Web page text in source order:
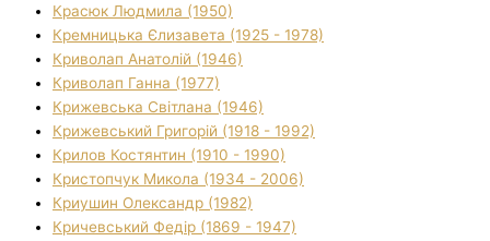
Красюк Людмила (1950)
Кремницька Єлизавета (1925 - 1978)
Криволап Анатолій (1946)
Криволап Ганна (1977)
Крижевська Світлана (1946)
Крижевський Григорій (1918 - 1992)
Крилов Костянтин (1910 - 1990)
Кристопчук Микола (1934 - 2006)
Криушин Олександр (1982)
Кричевський Федір (1869 - 1947)